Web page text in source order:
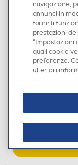
CASSE BLUETOOOTH
HARMAN
€ 99,90
Ritiro in negozio
navigazione,
annunci in
fornirti
prestazioni
“Impostazioni
quali cookie
preferenze.
ulteriori